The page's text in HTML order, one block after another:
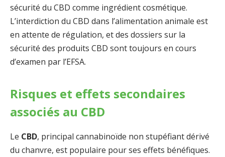
sécurité du CBD comme ingrédient cosmétique.
L’interdiction du CBD dans l’alimentation animale est
en attente de régulation, et des dossiers sur la
sécurité des produits CBD sont toujours en cours
d’examen par l’EFSA.
Risques et effets secondaires
associés au CBD
Le CBD, principal cannabinoïde non stupéfiant dérivé
du chanvre, est populaire pour ses effets bénéfiques.